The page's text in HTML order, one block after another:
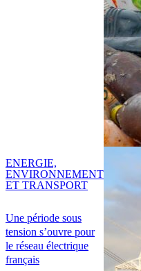
Une période sous
tension s’ouvre pour
le réseau électrique
français
ENERGIE,
ENVIRONNEMENT
ET TRANSPORT